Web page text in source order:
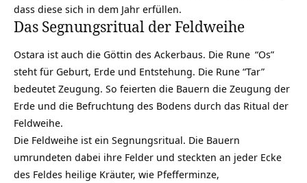
dass diese sich in dem Jahr erfüllen.
Das Segnungsritual der Feldweihe
Ostara ist auch die Göttin des Ackerbaus. Die Rune “Os”
steht für Geburt, Erde und Entstehung. Die Rune “Tar”
bedeutet Zeugung. So feierten die Bauern die Zeugung der
Erde und die Befruchtung des Bodens durch das Ritual der
Feldweihe.
Die Feldweihe ist ein Segnungsritual. Die Bauern
umrundeten dabei ihre Felder und steckten an jeder Ecke
des Feldes heilige Kräuter, wie Pfefferminze,